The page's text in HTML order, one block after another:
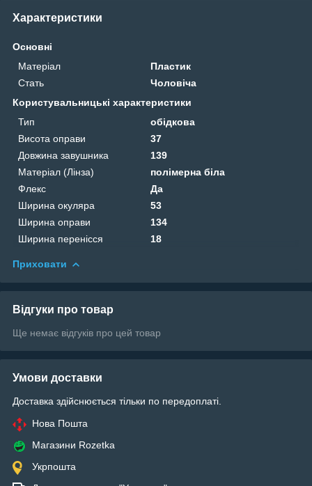
Характеристики
Основні
Матеріал
Пластик
Стать
Чоловіча
Користувальницькі характеристики
Тип
обідкова
Висота оправи
37
Довжина завушника
139
Матеріал (Лінза)
полімерна біла
Флекс
Да
Ширина окуляра
53
Ширина оправи
134
Ширина перенісся
18
Приховати
Відгуки про товар
Ще немає відгуків про цей товар
Умови доставки
Доставка здійснюється тільки по передоплаті.
Нова Пошта
Магазини Rozetka
Укрпошта